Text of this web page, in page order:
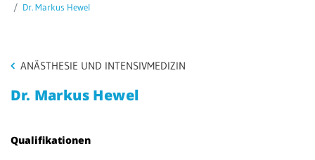
Themenseiten
Patientenportal
Karriere
Dr. Markus Hewel
ANÄSTHESIE UND INTENSIVMEDIZIN
Dr. Markus Hewel
Qualifikationen